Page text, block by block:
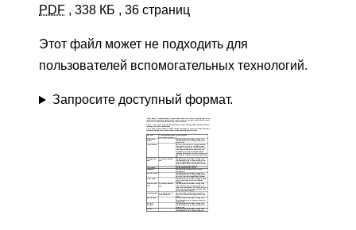
PDF , 338 КБ , 36 страниц
Этот файл может не подходить для
пользователей вспомогательных технологий.
Запросите доступный формат.